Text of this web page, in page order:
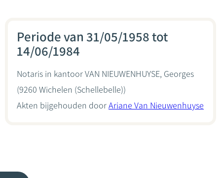
Periode van 31/05/1958 tot
14/06/1984
Notaris in kantoorVAN NIEUWENHUYSE, Georges
(9260 Wichelen (Schellebelle))
Akten bijgehouden doorAriane Van Nieuwenhuyse